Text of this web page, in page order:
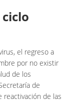
el regreso a
por no existir
de los
de
reactivación de las